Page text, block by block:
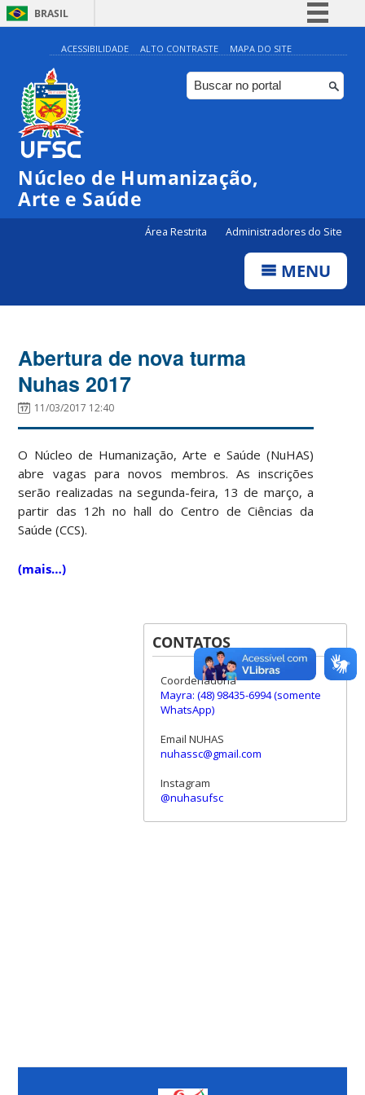
BRASIL
Simplifique!
Comunica BR
Participe
Canais
ACESSIBILIDADE ALTO CONTRASTE MAPA DO SITE
Núcleo de Humanização,
Arte e Saúde
Área Restrita Administradores do Site
MENU
Abertura de nova turma
Nuhas 2017
11/03/2017 12:40
O Núcleo de Humanização, Arte e Saúde (NuHAS)
abre vagas para novos membros. As inscrições
serão realizadas na segunda-feira, 13 de março, a
partir das 12h no hall do Centro de Ciências da
Saúde (CCS).
(mais…)
CONTATOS
Coordenadoria
Mayra: (48) 98435-6994 (somente
WhatsApp)
Email NUHAS
nuhassc@gmail.com
Instagram
@nuhasufsc